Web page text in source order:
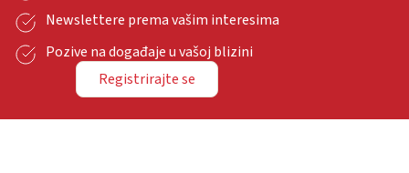
Newslettere prema vašim interesima
Pozive na događaje u vašoj blizini
Registrirajte se